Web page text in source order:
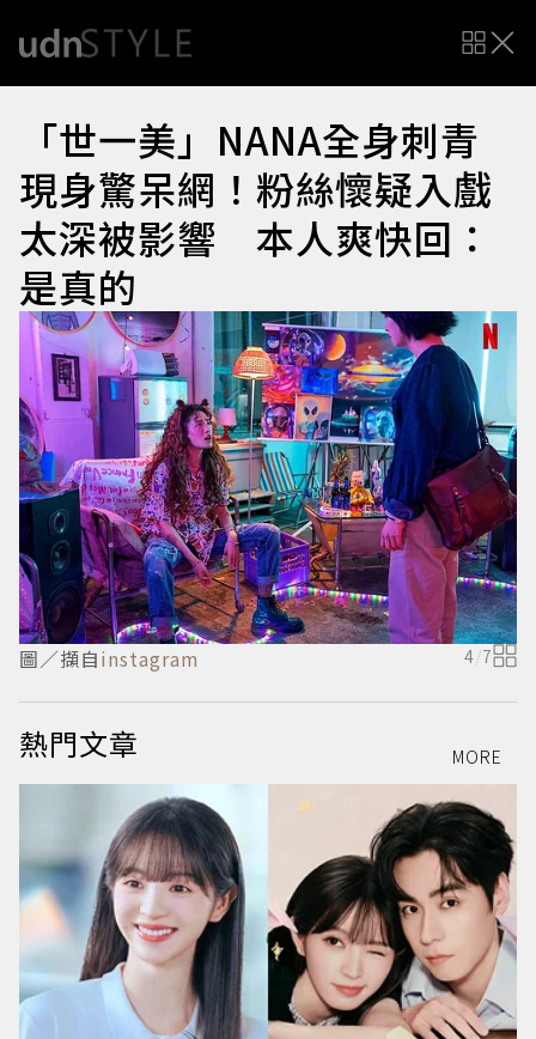
「世一美」NANA全身刺青
現身驚呆網！粉絲懷疑入戲
太深被影響 本人爽快回：
是真的
圖／擷自instagram 4/7
熱門文章 MORE